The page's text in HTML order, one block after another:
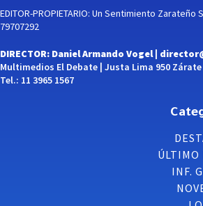
EDITOR-PROPIETARIO: Un Sentimiento Zarateño
79707292
DIRECTOR: Daniel Armando Vogel |
Multimedios El Debate | Justa Lima 950
Tel.: 11 3965 1567
ÚLTIMO
INF.